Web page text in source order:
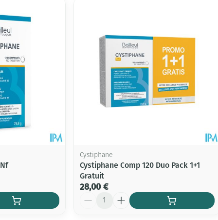
et maximales du prix.
Cystiphane
Cystiphane Comp 120 Duo Pack 1+1
Gratuit
28,00 €
Quantité